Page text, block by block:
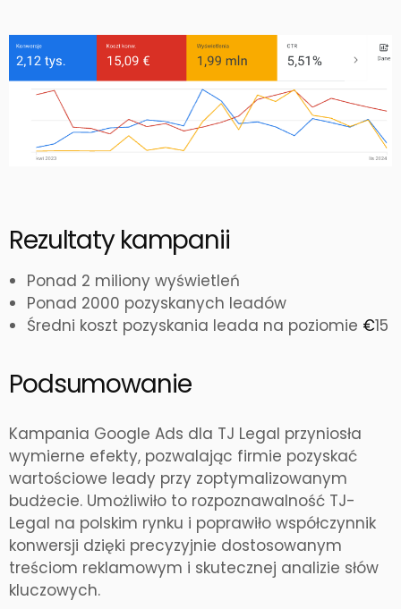
Rezultaty kampanii
Ponad 2 miliony wyświetleń
Ponad 2000 pozyskanych leadów
Średni koszt pozyskania leada na poziomie €15
Podsumowanie
Kampania Google Ads dla TJ Legal przyniosła
wymierne efekty, pozwalając firmie pozyskać
wartościowe leady przy zoptymalizowanym
budżecie. Umożliwiło to rozpoznawalność TJ-
Legal na polskim rynku i poprawiło współczynnik
konwersji dzięki precyzyjnie dostosowanym
treściom reklamowym i skutecznej analizie słów
kluczowych.